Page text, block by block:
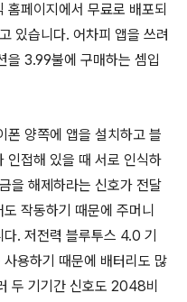
페이지에서 무료로 배포되
있습니다. 어차피 앱을 쓰려
을 3.99불에 구매하는 셈입
폰 양쪽에 앱을 설치하고 블
인접해 있을 때 서로 인식하
을 해제하라는 신호가 전달
작동하기 때문에 주머니
. 저전력 블루투스 4.0 기
용하기 때문에 배터리도 많
두 기기간 신호도 2048비